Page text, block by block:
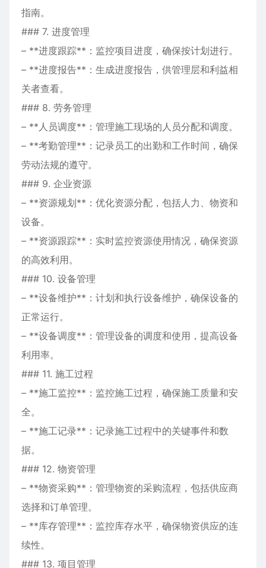
指南。
### 7. 进度管理
– **进度跟踪**：监控项目进度，确保按计划进行。
– **进度报告**：生成进度报告，供管理层和利益相
关者查看。
### 8. 劳务管理
– **人员调度**：管理施工现场的人员分配和调度。
– **考勤管理**：记录员工的出勤和工作时间，确保
劳动法规的遵守。
### 9. 企业资源
– **资源规划**：优化资源分配，包括人力、物资和
设备。
– **资源跟踪**：实时监控资源使用情况，确保资源
的高效利用。
### 10. 设备管理
– **设备维护**：计划和执行设备维护，确保设备的
正常运行。
– **设备调度**：管理设备的调度和使用，提高设备
利用率。
### 11. 施工过程
– **施工监控**：监控施工过程，确保施工质量和安
全。
– **施工记录**：记录施工过程中的关键事件和数
据。
### 12. 物资管理
– **物资采购**：管理物资的采购流程，包括供应商
选择和订单管理。
– **库存管理**：监控库存水平，确保物资供应的连
续性。
### 13. 项目管理